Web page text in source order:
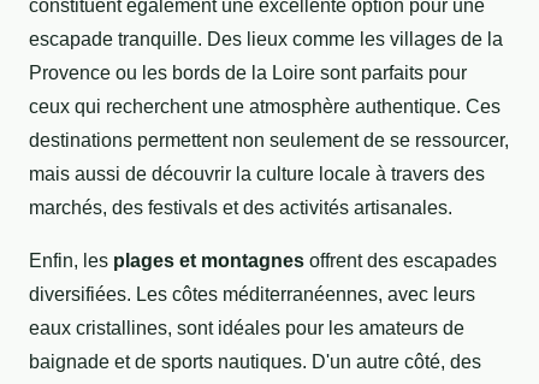
constituent également une excellente option pour une
escapade tranquille. Des lieux comme les villages de la
Provence ou les bords de la Loire sont parfaits pour
ceux qui recherchent une atmosphère authentique. Ces
destinations permettent non seulement de se ressourcer,
mais aussi de découvrir la culture locale à travers des
marchés, des festivals et des activités artisanales.
Enfin, les plages et montagnes offrent des escapades
diversifiées. Les côtes méditerranéennes, avec leurs
eaux cristallines, sont idéales pour les amateurs de
baignade et de sports nautiques. D'un autre côté, des